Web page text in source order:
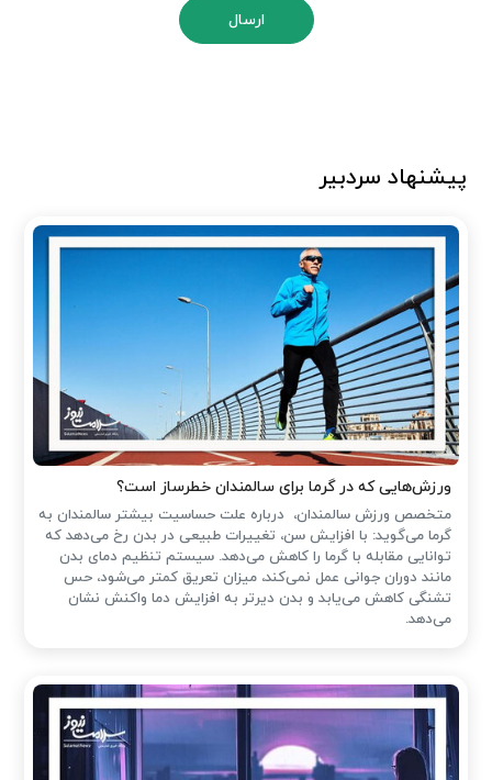
ارسال
پیشنهاد سردبیر
ورزش‌هایی که در گرما برای سالمندان خطرساز است؟
متخصص ورزش سالمندان، درباره علت حساسیت بیشتر سالمندان به
گرما می‌گوید: با افزایش سن، تغییرات طبیعی در بدن رخ می‌دهد که
توانایی مقابله با گرما را کاهش می‌دهد. سیستم تنظیم دمای بدن
مانند دوران جوانی عمل نمی‌کند، میزان تعریق کمتر می‌شود، حس
تشنگی کاهش می‌یابد و بدن دیرتر به افزایش دما واکنش نشان
می‌دهد.